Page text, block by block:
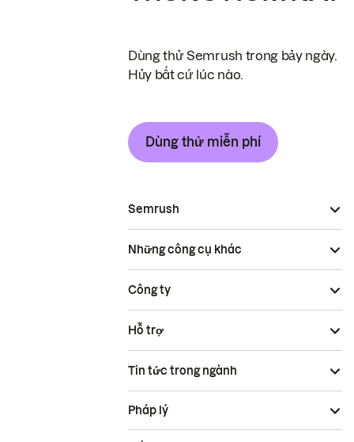
Dùng thử Semrush trong bảy ngày.
Hủy bất cứ lúc nào.
Dùng thử miễn phí
Semrush
Những công cụ khác
Công ty
Hỗ trợ
Tin tức trong ngành
Pháp lý